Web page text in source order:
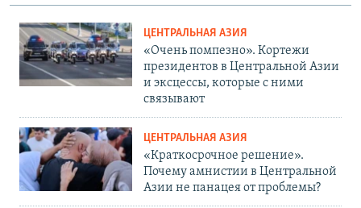
ЦЕНТРАЛЬНАЯ АЗИЯ
«Очень помпезно». Кортежи
президентов в Центральной Азии
и эксцессы, которые с ними
связывают
ЦЕНТРАЛЬНАЯ АЗИЯ
«Краткосрочное решение».
Почему амнистии в Центральной
Азии не панацея от проблемы?